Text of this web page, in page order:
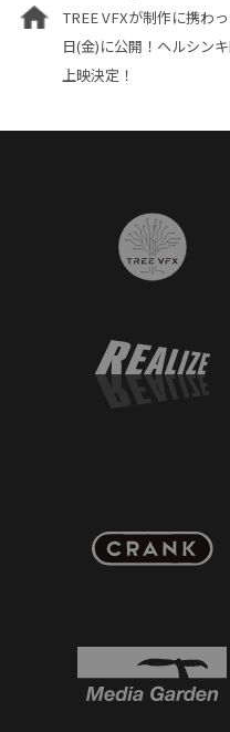
TREE VFXが制作に携わ
日(金)に公開！ヘルシン
上映決定！